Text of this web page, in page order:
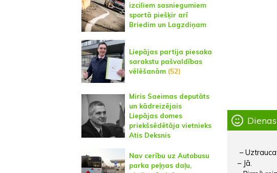
izciliem sasniegumiem
sportā piešķir arī
Briedim un Lagzdiņam
Liepājas partija piesaka
sarakstu pašvaldības
vēlēšanām(52)
Miris Saeimas deputāts
un kādreizējais
Liepājas domes
priekšsēdētāja vietnieks
Atis Deksnis
Nav cerību uz Autobusu
parka peļņas daļu,
–
– Jā.